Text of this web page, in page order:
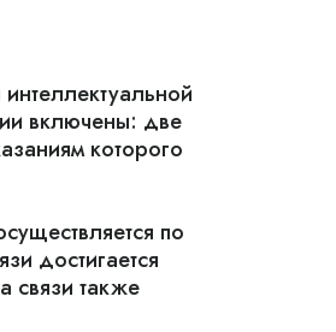
включены: две
которого
по
достигается
связи также